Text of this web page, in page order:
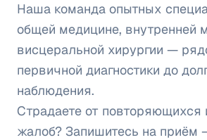
Наша команда опытных
общей медицине, внутренней
висцеральной хирургии —
первичной диагностики до
наблюдения.
Страдаете от повторяющихся
жалоб? Запишитесь на